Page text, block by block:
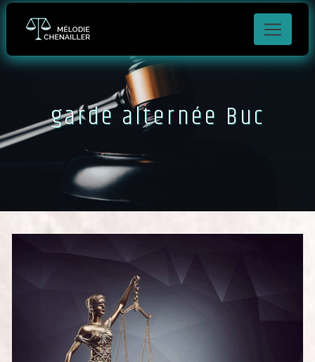
garde alternée Buc
Panneau de gestion des cookies